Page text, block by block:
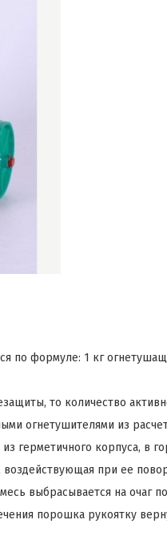
по формуле: 1 кг
то количество
огнетушителями из
герметичного корпуса, в
при ее
выбрасывается на
порошка рукоятку